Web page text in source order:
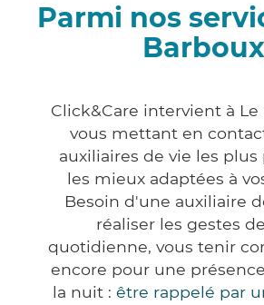
Parmi nos
Barboux
Click&Care intervient à Le
vous mettant en
auxiliaires de vie les
les mieux adaptées à
Besoin d'une auxiliaire
réaliser les gestes
quotidienne, vous tenir
encore pour une
la nuit : être rappelé par